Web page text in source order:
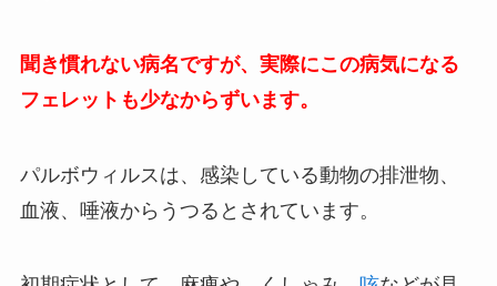
聞き慣れない病名ですが、実際にこの病気になる
フェレットも少なからずいます。
パルボウィルスは、感染している動物の排泄物、
血液、唾液からうつるとされています。